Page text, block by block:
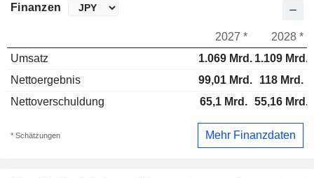
Finanzen
2027 *
2028 *
Umsatz
1.069 Mrd. 1.109 Mrd.
Nettoergebnis
99,01 Mrd.
118 Mrd.
Nettoverschuldung
65,1 Mrd. 55,16 Mrd.
* Schätzungen Mehr Finanzdaten